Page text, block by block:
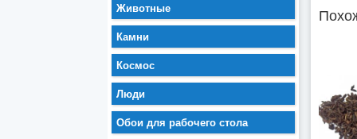
Животные
Камни
Космос
Люди
Обои для рабочего стола